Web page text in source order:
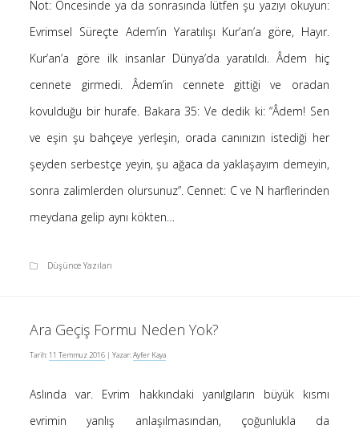
10 Şubat 2026
Biraz Hayal, Biraz Aşk, Merhaba!
24 Ağustos 2025
Kader: Alın Yazısı mı Akıl Yazısı mı?
27 Kasım 2024
Kendime Düşünceler
27 Ekim 2024
Son Yorumlar
5 Ocak 2025
Hakan öztürk Kur’an’a göre Hırsızın Eli mi Kesilir ?
Not: Öncesinde ya da sonrasında lütfen şu yazıyı okuyun:
Evrimsel Süreçte Adem’in Yaratılışı Kur’an’a göre, Hayır.
Kur’an’a göre ilk insanlar Dünya’da yaratıldı. Âdem hiç
cennete girmedi. Âdem’in cennete gittiği ve oradan
kovulduğu bir hurafe. Bakara 35: Ve dedik ki: “Âdem! Sen
ve eşin şu bahçeye yerleşin, orada canınızın istediği her
şeyden serbestçe yeyin, şu ağaca da yaklaşayım demeyin,
sonra zalimlerden olursunuz”. Cennet: C ve N harflerinden
meydana gelip aynı kökten…
Düşünce Yazıları
Ara Geçiş Formu Neden Yok?
Tarih:11 Temmuz 2016 | Yazar:Ayfer Kaya
Aslında var. Evrim hakkındaki yanılgıların büyük kısmı
evrimin yanlış anlaşılmasından, çoğunlukla da